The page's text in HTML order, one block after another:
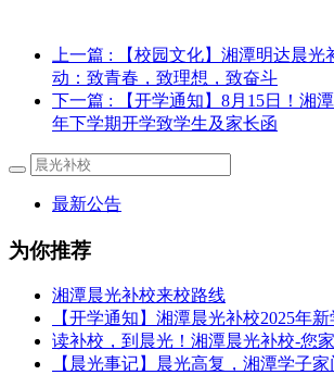
上一篇 : 【校园文化】湘潭明达晨光
动：致青春，致理想，致奋斗
下一篇 : 【开学通知】8月15日！湘
年下学期开学致学生及家长函
最新公告
为你推荐
湘潭晨光补校来校路线
【开学通知】湘潭晨光补校2025年
读补校，到晨光！湘潭晨光补校-您
【晨光事记】晨光高复，湘潭学子